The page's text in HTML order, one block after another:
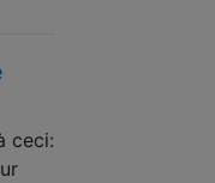
ceci: